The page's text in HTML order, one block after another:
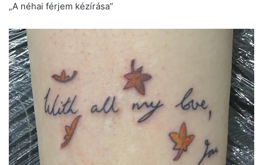
„A néhai férjem kézírása”